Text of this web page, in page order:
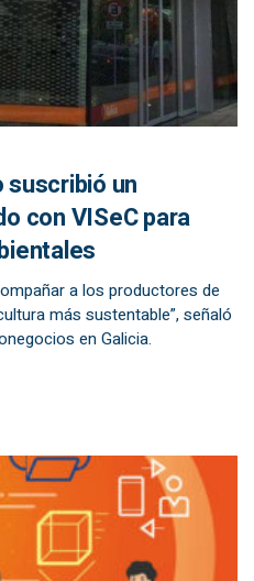
suscribió un
con VISeC para
a los productores de
más sustentable”, señaló
en Galicia.